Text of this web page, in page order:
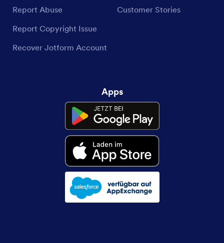
Report Abuse
Report Copyright Issue
Recover Jotform Account
Customer Stories
Apps